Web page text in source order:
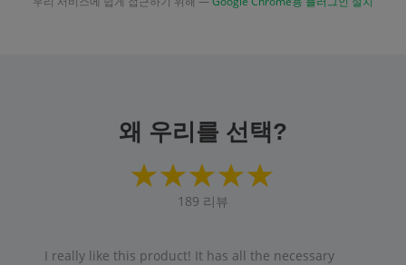
왜 우리를 선택?
189 리뷰
I really like this product! It has all the necessary